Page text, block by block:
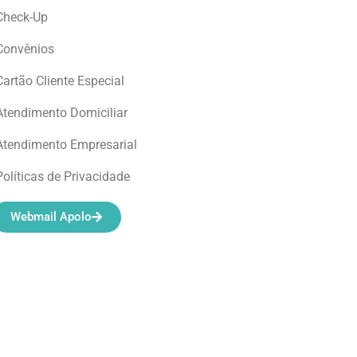
Up
Cliente Especial
Domiciliar
Empresarial
de Privacidade
Webmail Apolo